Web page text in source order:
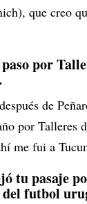
que creo
por
de
por Talleres
me fui a
tu pasaje
futbol